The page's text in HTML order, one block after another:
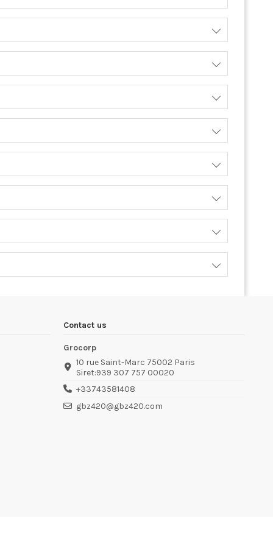
Contact us
Grocorp
10 rue Saint-Marc 75002 Paris
Siret:939 307 757 00020
+33743581408
gbz420@gbz420.com